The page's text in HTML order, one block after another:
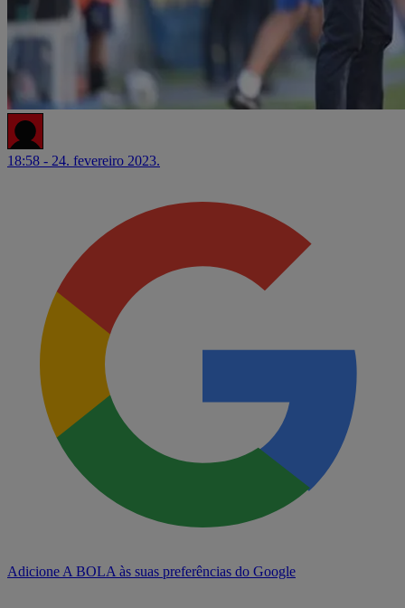
18:58 - 24. fevereiro 2023.
Adicione A BOLA às suas preferências do Google